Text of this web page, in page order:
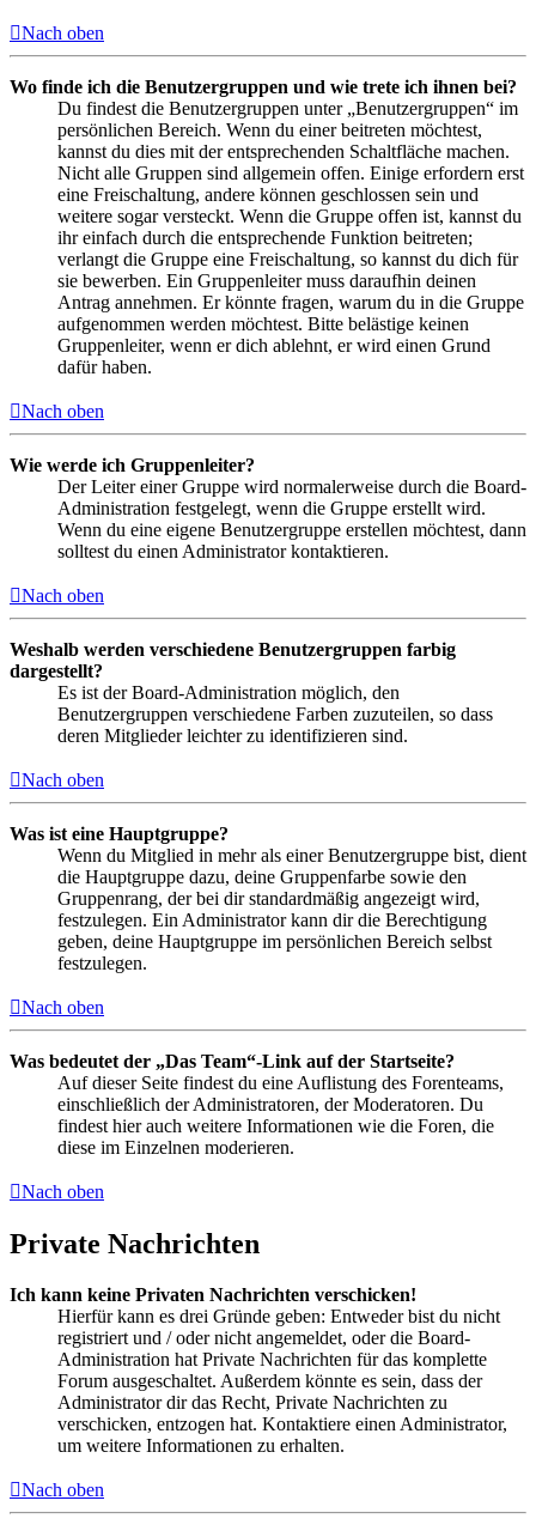
Nach oben
Wo finde ich die Benutzergruppen und wie trete ich ihnen bei?
Du findest die Benutzergruppen unter „Benutzergruppen“ im
persönlichen Bereich. Wenn du einer beitreten möchtest,
kannst du dies mit der entsprechenden Schaltfläche machen.
Nicht alle Gruppen sind allgemein offen. Einige erfordern erst
eine Freischaltung, andere können geschlossen sein und
weitere sogar versteckt. Wenn die Gruppe offen ist, kannst du
ihr einfach durch die entsprechende Funktion beitreten;
verlangt die Gruppe eine Freischaltung, so kannst du dich für
sie bewerben. Ein Gruppenleiter muss daraufhin deinen
Antrag annehmen. Er könnte fragen, warum du in die Gruppe
aufgenommen werden möchtest. Bitte belästige keinen
Gruppenleiter, wenn er dich ablehnt, er wird einen Grund
dafür haben.
Nach oben
Wie werde ich Gruppenleiter?
Der Leiter einer Gruppe wird normalerweise durch die Board-
Administration festgelegt, wenn die Gruppe erstellt wird.
Wenn du eine eigene Benutzergruppe erstellen möchtest, dann
solltest du einen Administrator kontaktieren.
Nach oben
Weshalb werden verschiedene Benutzergruppen farbig
dargestellt?
Es ist der Board-Administration möglich, den
Benutzergruppen verschiedene Farben zuzuteilen, so dass
deren Mitglieder leichter zu identifizieren sind.
Nach oben
Was ist eine Hauptgruppe?
Wenn du Mitglied in mehr als einer Benutzergruppe bist, dient
die Hauptgruppe dazu, deine Gruppenfarbe sowie den
Gruppenrang, der bei dir standardmäßig angezeigt wird,
festzulegen. Ein Administrator kann dir die Berechtigung
geben, deine Hauptgruppe im persönlichen Bereich selbst
festzulegen.
Nach oben
Was bedeutet der „Das Team“-Link auf der Startseite?
Auf dieser Seite findest du eine Auflistung des Forenteams,
einschließlich der Administratoren, der Moderatoren. Du
findest hier auch weitere Informationen wie die Foren, die
diese im Einzelnen moderieren.
Nach oben
Private Nachrichten
Ich kann keine Privaten Nachrichten verschicken!
Hierfür kann es drei Gründe geben: Entweder bist du nicht
registriert und / oder nicht angemeldet, oder die Board-
Administration hat Private Nachrichten für das komplette
Forum ausgeschaltet. Außerdem könnte es sein, dass der
Administrator dir das Recht, Private Nachrichten zu
verschicken, entzogen hat. Kontaktiere einen Administrator,
um weitere Informationen zu erhalten.
Nach oben